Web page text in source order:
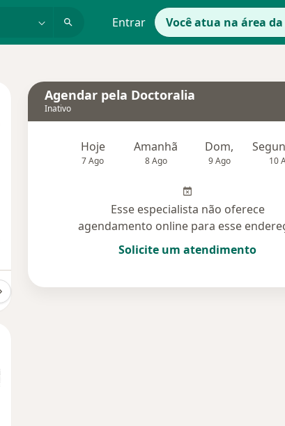
Entrar Você atua na área
Dúvidas respondidas (31)
Agendar pela Doctoralia
Inativo
Hoje
7 Ago
Amanhã
8 Ago
Dom,
9 Ago 10
Esse especialista não oferece
agendamento online para esse
Solicite um atendimento